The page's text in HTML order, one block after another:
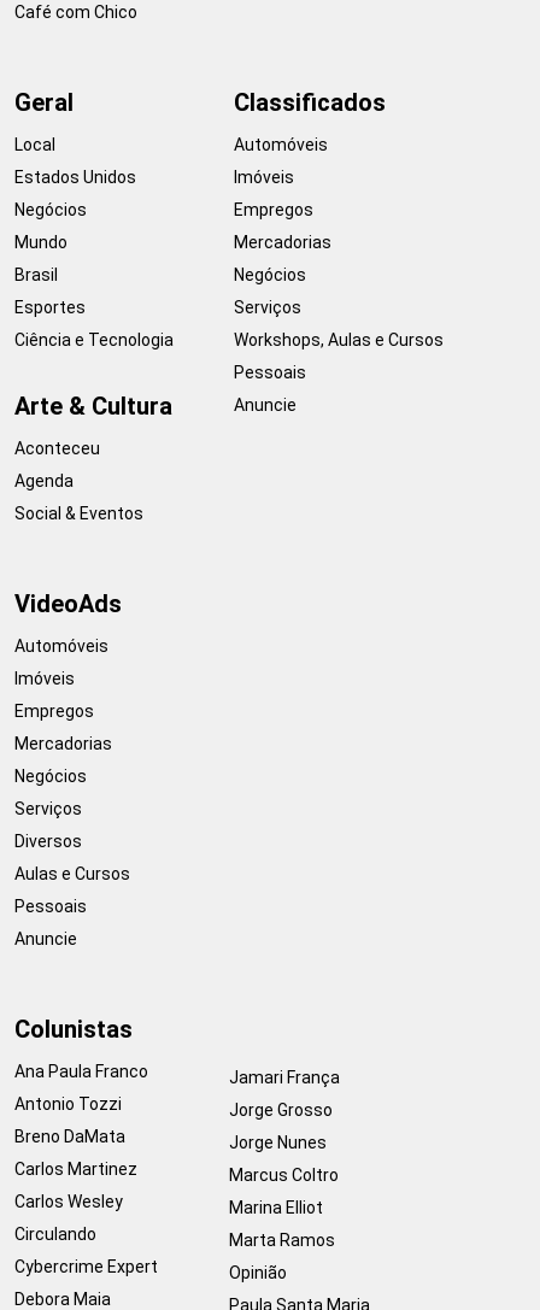
Café com Chico
Geral
Local
Estados Unidos
Negócios
Mundo
Brasil
Esportes
Ciência e Tecnologia
Arte & Cultura
Aconteceu
Agenda
Social & Eventos
Classificados
Automóveis
Imóveis
Empregos
Mercadorias
Negócios
Serviços
Workshops, Aulas e Cursos
Pessoais
Anuncie
VideoAds
Automóveis
Imóveis
Empregos
Mercadorias
Negócios
Serviços
Diversos
Aulas e Cursos
Pessoais
Anuncie
Colunistas
Ana Paula Franco
Antonio Tozzi
Breno DaMata
Carlos Martinez
Carlos Wesley
Circulando
Cybercrime Expert
Debora Maia
Jamari França
Jorge Grosso
Jorge Nunes
Marcus Coltro
Marina Elliot
Marta Ramos
Opinião
Paula Santa Maria